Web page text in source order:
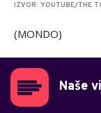
IZVOR: YOUTUBE/THE
(MONDO)
Naše